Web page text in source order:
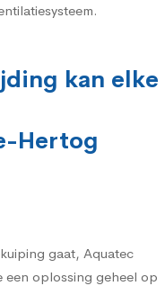
kan elke
Hertog
gaat, Aquatec
een oplossing geheel op